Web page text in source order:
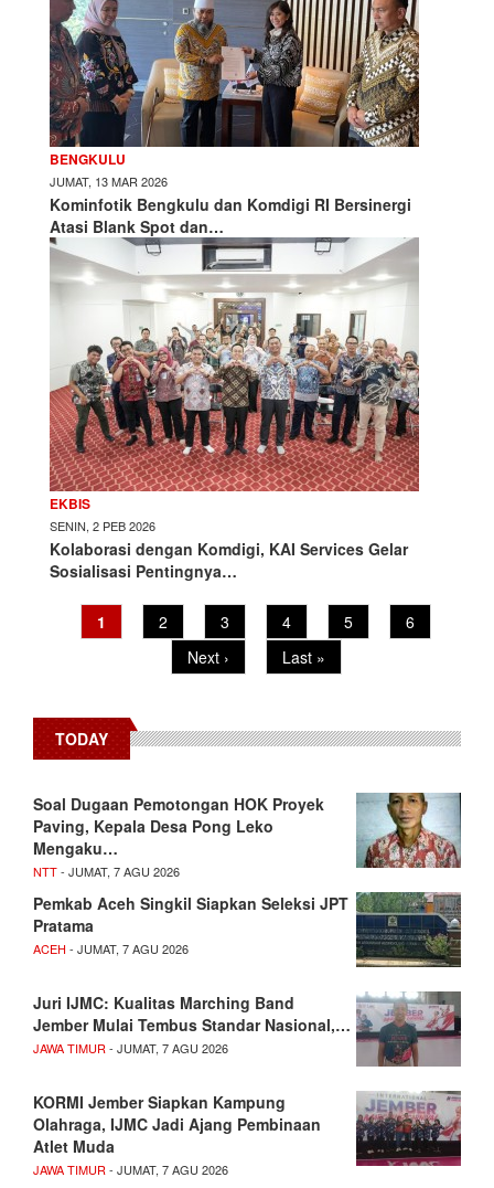
BENGKULU
JUMAT, 13 MAR 2026
Kominfotik Bengkulu dan Komdigi RI Bersinergi
Atasi Blank Spot dan…
EKBIS
SENIN, 2 PEB 2026
Kolaborasi dengan Komdigi, KAI Services Gelar
Sosialisasi Pentingnya…
PaginationCurrent
page
1 Page
2 Page
3 Page
4 Page
5 Page
6
Next
page
Next ›
Last
page
Last »
TODAY
​Soal Dugaan Pemotongan HOK Proyek
Paving, Kepala Desa Pong Leko
Mengaku…
NTT- JUMAT, 7 AGU 2026
Pemkab Aceh Singkil Siapkan Seleksi JPT
Pratama
ACEH - JUMAT, 7 AGU 2026
Juri IJMC: Kualitas Marching Band
Jember Mulai Tembus Standar Nasional,…
JAWA TIMUR - JUMAT, 7 AGU 2026
KORMI Jember Siapkan Kampung
Olahraga, IJMC Jadi Ajang Pembinaan
Atlet Muda
JAWA TIMUR - JUMAT, 7 AGU 2026